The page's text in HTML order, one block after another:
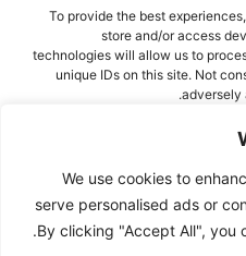
We use cookies to
serve personalised ads or
By clicking "Accept All", you
To provide the best
store and/or access
technologies will allow us to
unique IDs on this site. Not
adversely
074-7408590
office@luxury-motors.co.il